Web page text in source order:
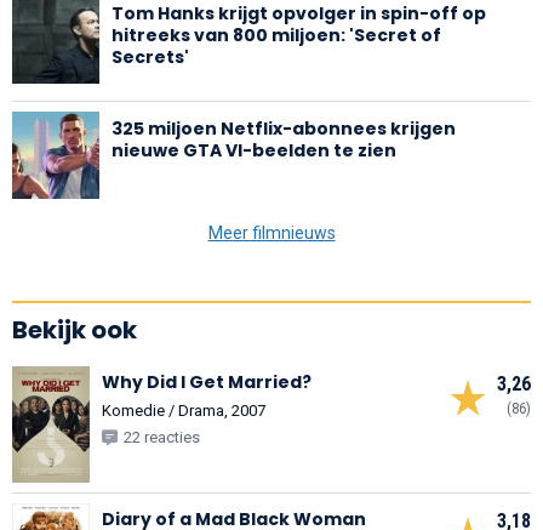
Tom Hanks krijgt opvolger in spin-off op
hitreeks van 800 miljoen: 'Secret of
Secrets'
325 miljoen Netflix-abonnees krijgen
nieuwe GTA VI-beelden te zien
Meer filmnieuws
Bekijk ook
3,26
(86)
Why Did I Get Married?
Komedie / Drama, 2007
22 reacties
3,18
Diary of a Mad Black Woman